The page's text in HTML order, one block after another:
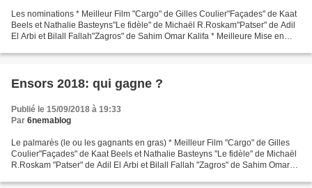
Les nominations * Meilleur Film "Cargo" de Gilles Coulier"Façades" de Kaat
Beels et Nathalie Basteyns"Le fidèle" de Michaël R.Roskam"Patser" de Adil
El Arbi et Bilall Fallah"Zagros" de Sahim Omar Kalifa * Meilleure Mise en
Ensors 2018: qui gagne ?
Publié le 15/09/2018 à 19:33
Par 6nemablog
Le palmarès (le ou les gagnants en gras) * Meilleur Film "Cargo" de Gilles
Coulier"Façades" de Kaat Beels et Nathalie Basteyns "Le fidèle" de Michaël
R.Roskam "Patser" de Adil El Arbi et Bilall Fallah "Zagros" de Sahim Omar